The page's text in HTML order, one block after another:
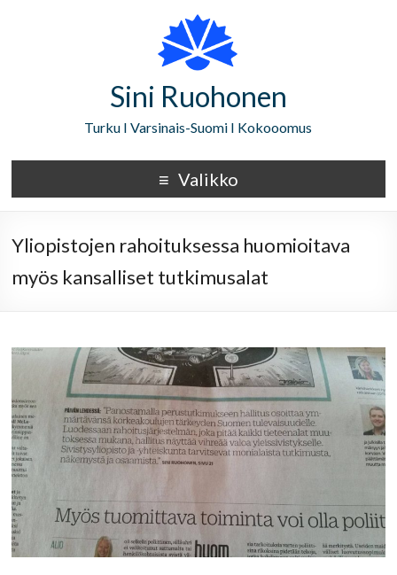
Sini Ruohonen
Turku I Varsinais-Suomi I Kokooomus
Valikko
Yliopistojen rahoituksessa huomioitava
myös kansalliset tutkimusalat